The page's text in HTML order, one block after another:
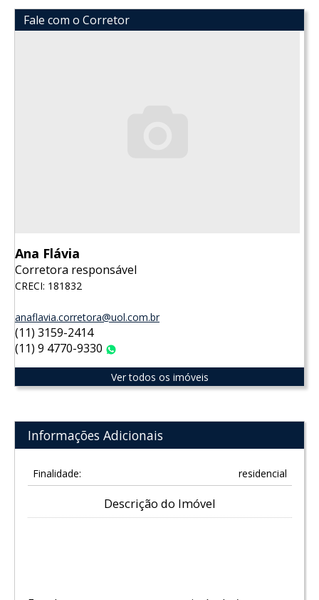
Fale com o Corretor
Ana Flávia
Corretora responsável
CRECI: 181832
anaflavia.corretora@uol.com.br
(11) 3159-2414
(11) 9 4770-9330
Ver todos os imóveis
Informações Adicionais
Finalidade: residencial
Descrição do Imóvel